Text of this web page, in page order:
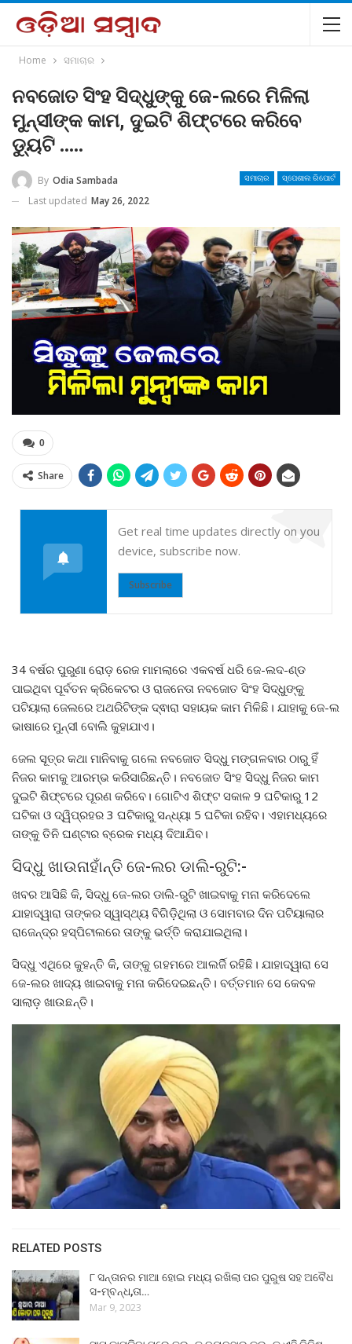
Home ସମାଚାର
ନବଜୋତ ସିଂହ ସିଦ୍ଧୁଙ୍କୁ ଜେ-ଲରେ ମିଳିଲା
ମୁନ୍ସୀଙ୍କ କାମ, ଦୁଇଟି ଶିଫ୍ଟରେ କରିବେ
ଡ୍ୟୁଟି …..
ସମାଚାର ସ୍ପେଶାଲ ରିପୋର୍ଟ
By Odia Sambada
Last updated May 26, 2022
0
Share
Get real time updates directly on you
device, subscribe now.
Subscribe
34 ବର୍ଷର ପୁରୁଣା ରୋଡ଼ ରେଜ ମାମଲାରେ ଏକବର୍ଷ ଧରି ଜେ-ଲଦ-ଣ୍ଡ
ପାଇଥିବା ପୂର୍ବତନ କ୍ରିକେଟର ଓ ରାଜନେତା ନବଜୋତ ସିଂହ ସିଦ୍ଧୁଙ୍କୁ
ପଟିୟାଲା ଜେଲରେ ଅଥରିଟିଙ୍କ ଦ୍ଵାରା ସହାୟକ କାମ ମିଳିଛି। ଯାହାକୁ ଜେ-ଲ
ଭାଷାରେ ମୁନ୍ସୀ ବୋଲି କୁହାଯାଏ।
ଜେଲ ସୂତ୍ର କଥା ମାନିବାକୁ ଗଲେ ନବଜୋତ ସିଦ୍ଧୁ ମଙ୍ଗଳବାର ଠାରୁ ହିଁ
ନିଜର କାମକୁ ଆରମ୍ଭ କରିସାରିଛନ୍ତି। ନବଜୋତ ସିଂହ ସିଦ୍ଧୁ ନିଜର କାମ
ଦୁଇଟି ଶିଫ୍ଟରେ ପୂରଣ କରିବେ। ଗୋଟିଏ ଶିଫ୍ଟ ସକାଳ 9 ଘଟିକାରୁ 12
ଘଟିକା ଓ ଦ୍ୱିପ୍ରହର 3 ଘଟିକାରୁ ସନ୍ଧ୍ୟା 5 ଘଟିକା ରହିବ। ଏହାମଧ୍ୟରେ
ତାଙ୍କୁ ତିନି ଘଣ୍ଟାର ବ୍ରେକ ମଧ୍ୟ ଦିଆଯିବ।
ସିଦ୍ଧୁ ଖାଉନାହାଁନ୍ତି ଜେ-ଲର ଡାଲି-ରୁଟି:-
ଖବର ଆସିଛି କି, ସିଦ୍ଧୁ ଜେ-ଲର ଡାଲି-ରୁଟି ଖାଇବାକୁ ମନା କରିଦେଲେ
ଯାହାଦ୍ୱାରା ତାଙ୍କର ସ୍ୱାସ୍ଥ୍ୟ ବିଗିଡ଼ିଥିଲା ଓ ସୋମବାର ଦିନ ପଟିୟାଲାର
ରାଜେନ୍ଦ୍ର ହସ୍ପିଟାଲରେ ତାଙ୍କୁ ଭର୍ତ୍ତି କରାଯାଇଥିଲା।
ସିଦ୍ଧୁ ଏଥିରେ କୁହନ୍ତି କି, ତାଙ୍କୁ ଗହମରେ ଆଲର୍ଜି ରହିଛି। ଯାହାଦ୍ୱାରା ସେ
ଜେ-ଲର ଖାଦ୍ୟ ଖାଇବାକୁ ମନା କରିଦେଇଛନ୍ତି। ବର୍ତ୍ତମାନ ସେ କେବଳ
ସାଲାଡ଼ ଖାଉଛନ୍ତି।
RELATED POSTS
୮ ସନ୍ତାନର ମାଆ ହୋଇ ମଧ୍ୟ ରଖିଲା ପର ପୁରୁଷ ସହ ଅବୈଧ
ସ-ମ୍ବନ୍ଧ,ତା…
Mar 9, 2023